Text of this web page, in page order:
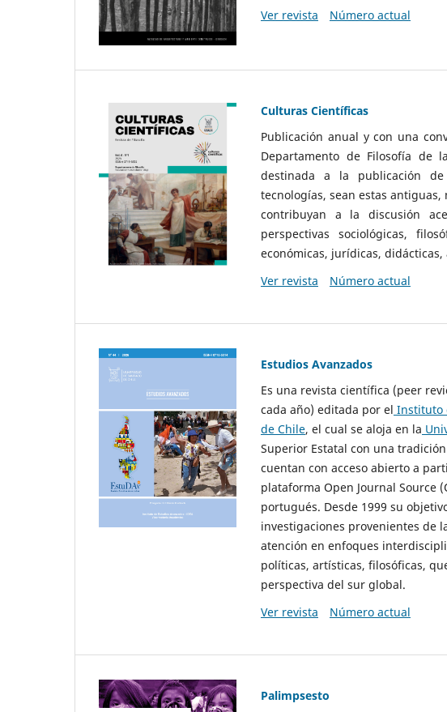
Ver revista
Número actual
Culturas Científicas
Publicación anual y con una
Departamento de Filosofía de
destinada a la publicación
tecnologías, sean estas
contribuyan a la discusión
perspectivas sociológicas,
económicas, jurídicas,
Ver revista
Número actual
Estudios Avanzados
Es una revista científica (peer
cada año) editada por el Instituto
de Chile, el cual se aloja en la
Superior Estatal con una
cuentan con acceso abierto a
plataforma Open Journal Source
portugués. Desde 1999 su
investigaciones provenientes de
atención en enfoques
políticas, artísticas, filosóficas,
perspectiva del sur global.
Ver revista
Número actual
Palimpsesto